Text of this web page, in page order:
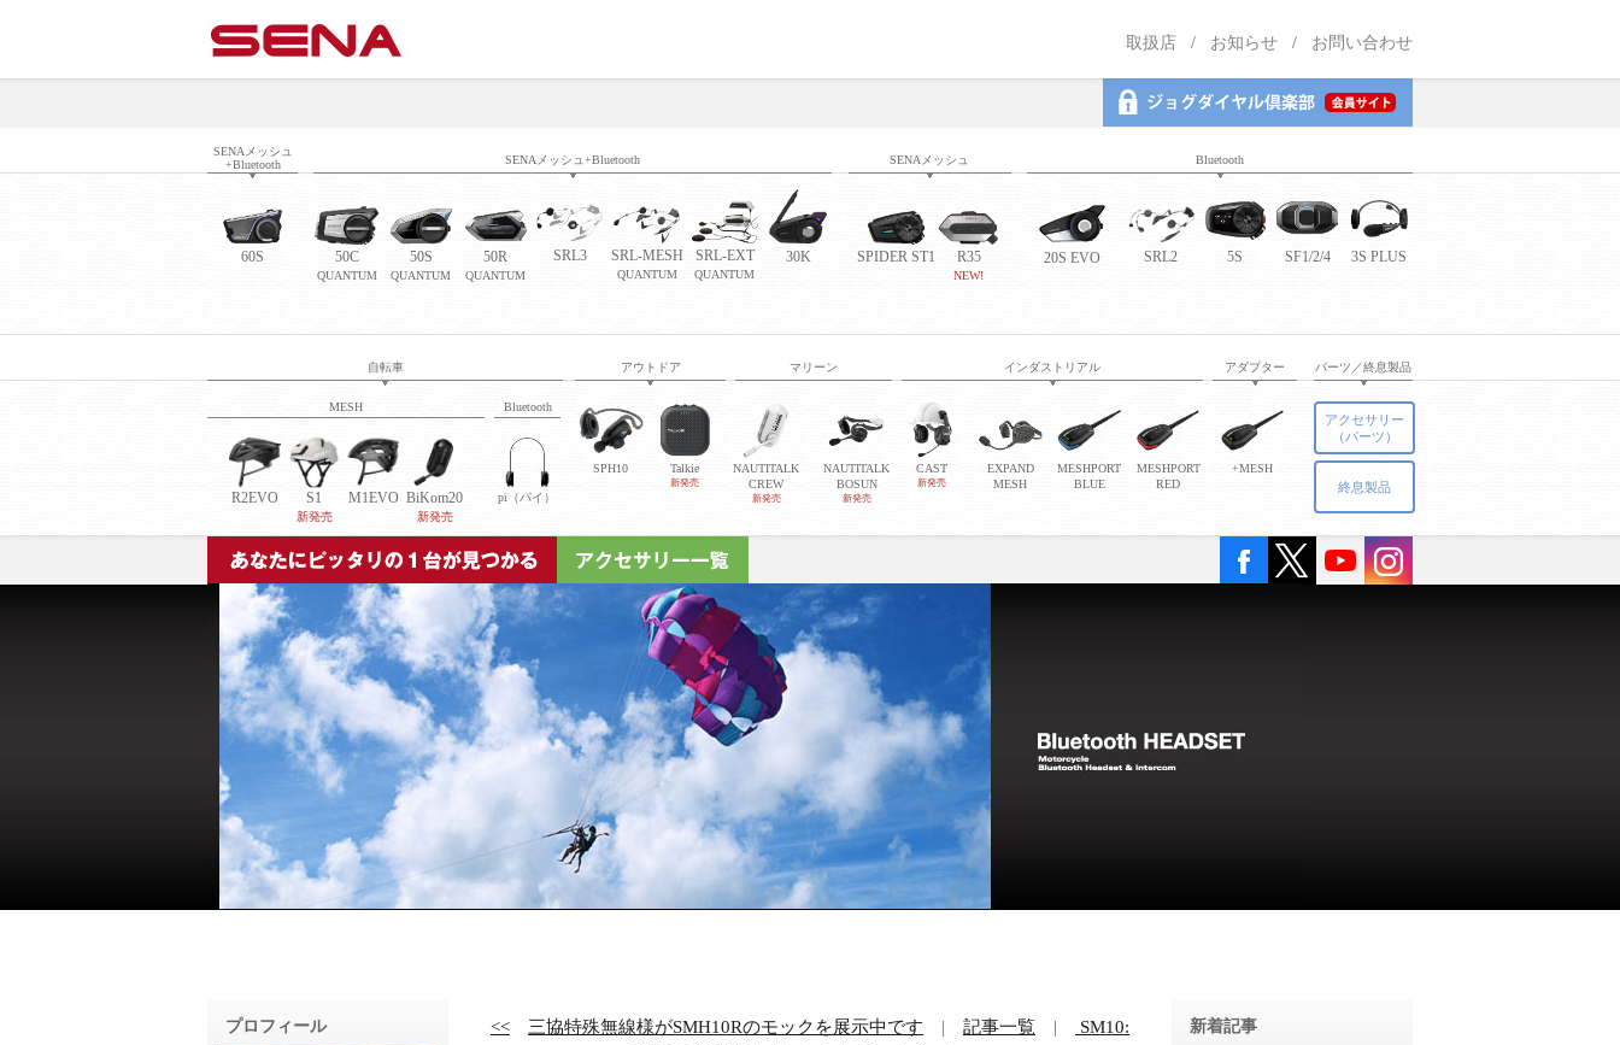
取扱店 お知らせ お問い合わせ
SENAメッシュ
+Bluetooth
SENAメッシュ+Bluetooth SENAメッシュ Bluetooth
60S 50C
QUANTUM
50S
QUANTUM
50R
QUANTUM
SRL3 SRL-MESH
QUANTUM
SRL-EXT
QUANTUM
30K SPIDER ST1 R35
NEW!
20S EVO SRL2 5S SF1/2/4 3S PLUS
自転車 アウトドア マリーン インダストリアル アダプター パーツ／終息製品
MESH
R2EVO S1
新発売
M1EVO BiKom20
新発売
Bluetooth
pi（パイ）
SPH10 Talkie
新発売
NAUTITALK
CREW
新発売
NAUTITALK
BOSUN
新発売
CAST
新発売
EXPAND
MESH
MESHPORT
BLUE
MESHPORT
RED
+MESH
アクセサリー
（パーツ）
終息製品
<< 三協特殊無線様がSMH10Rのモックを展示中です | 記事一覧 |
SM10:
プロフィール 新着記事